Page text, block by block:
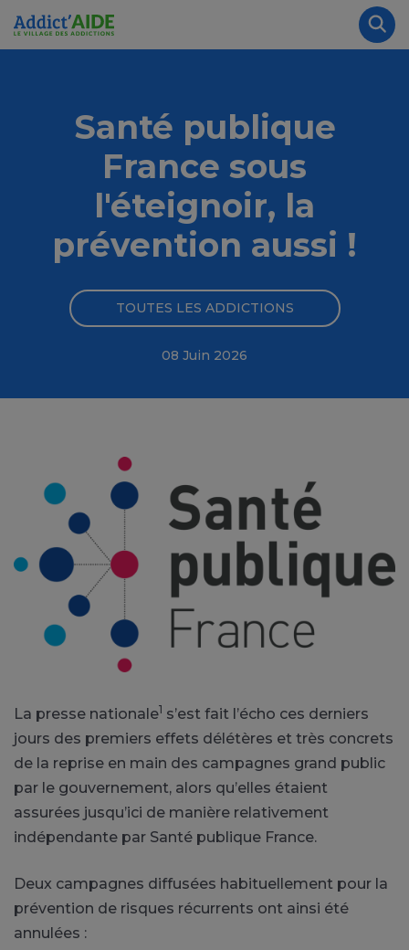
Aller au contenu principal
Santé publique
France sous
l'éteignoir, la
prévention aussi !
TOUTES LES ADDICTIONS
08 Juin 2026
La presse nationale1 s’est fait l’écho ces derniers
jours des premiers effets délétères et très concrets
de la reprise en main des campagnes grand public
par le gouvernement, alors qu’elles étaient
assurées jusqu’ici de manière relativement
indépendante par Santé publique France.
Deux campagnes diffusées habituellement pour la
prévention de risques récurrents ont ainsi été
annulées :
Panneau de gestion des cookies